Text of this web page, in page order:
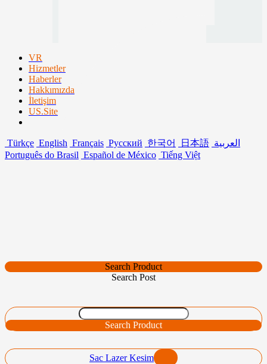
VR
Hizmetler
Haberler
Hakkımızda
İletişim
US.Site
Türkçe English Français Русский 한국어 日本語 العربية
Português do Brasil Español de México Tiếng Việt
Search Product
Search Post
Search Product
Sac Lazer Kesim